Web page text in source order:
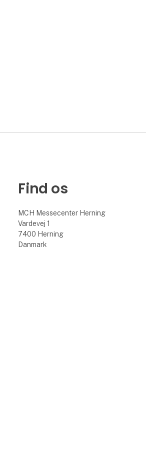
Find os
MCH Messecenter Herning
Vardevej 1
7400 Herning
Danmark